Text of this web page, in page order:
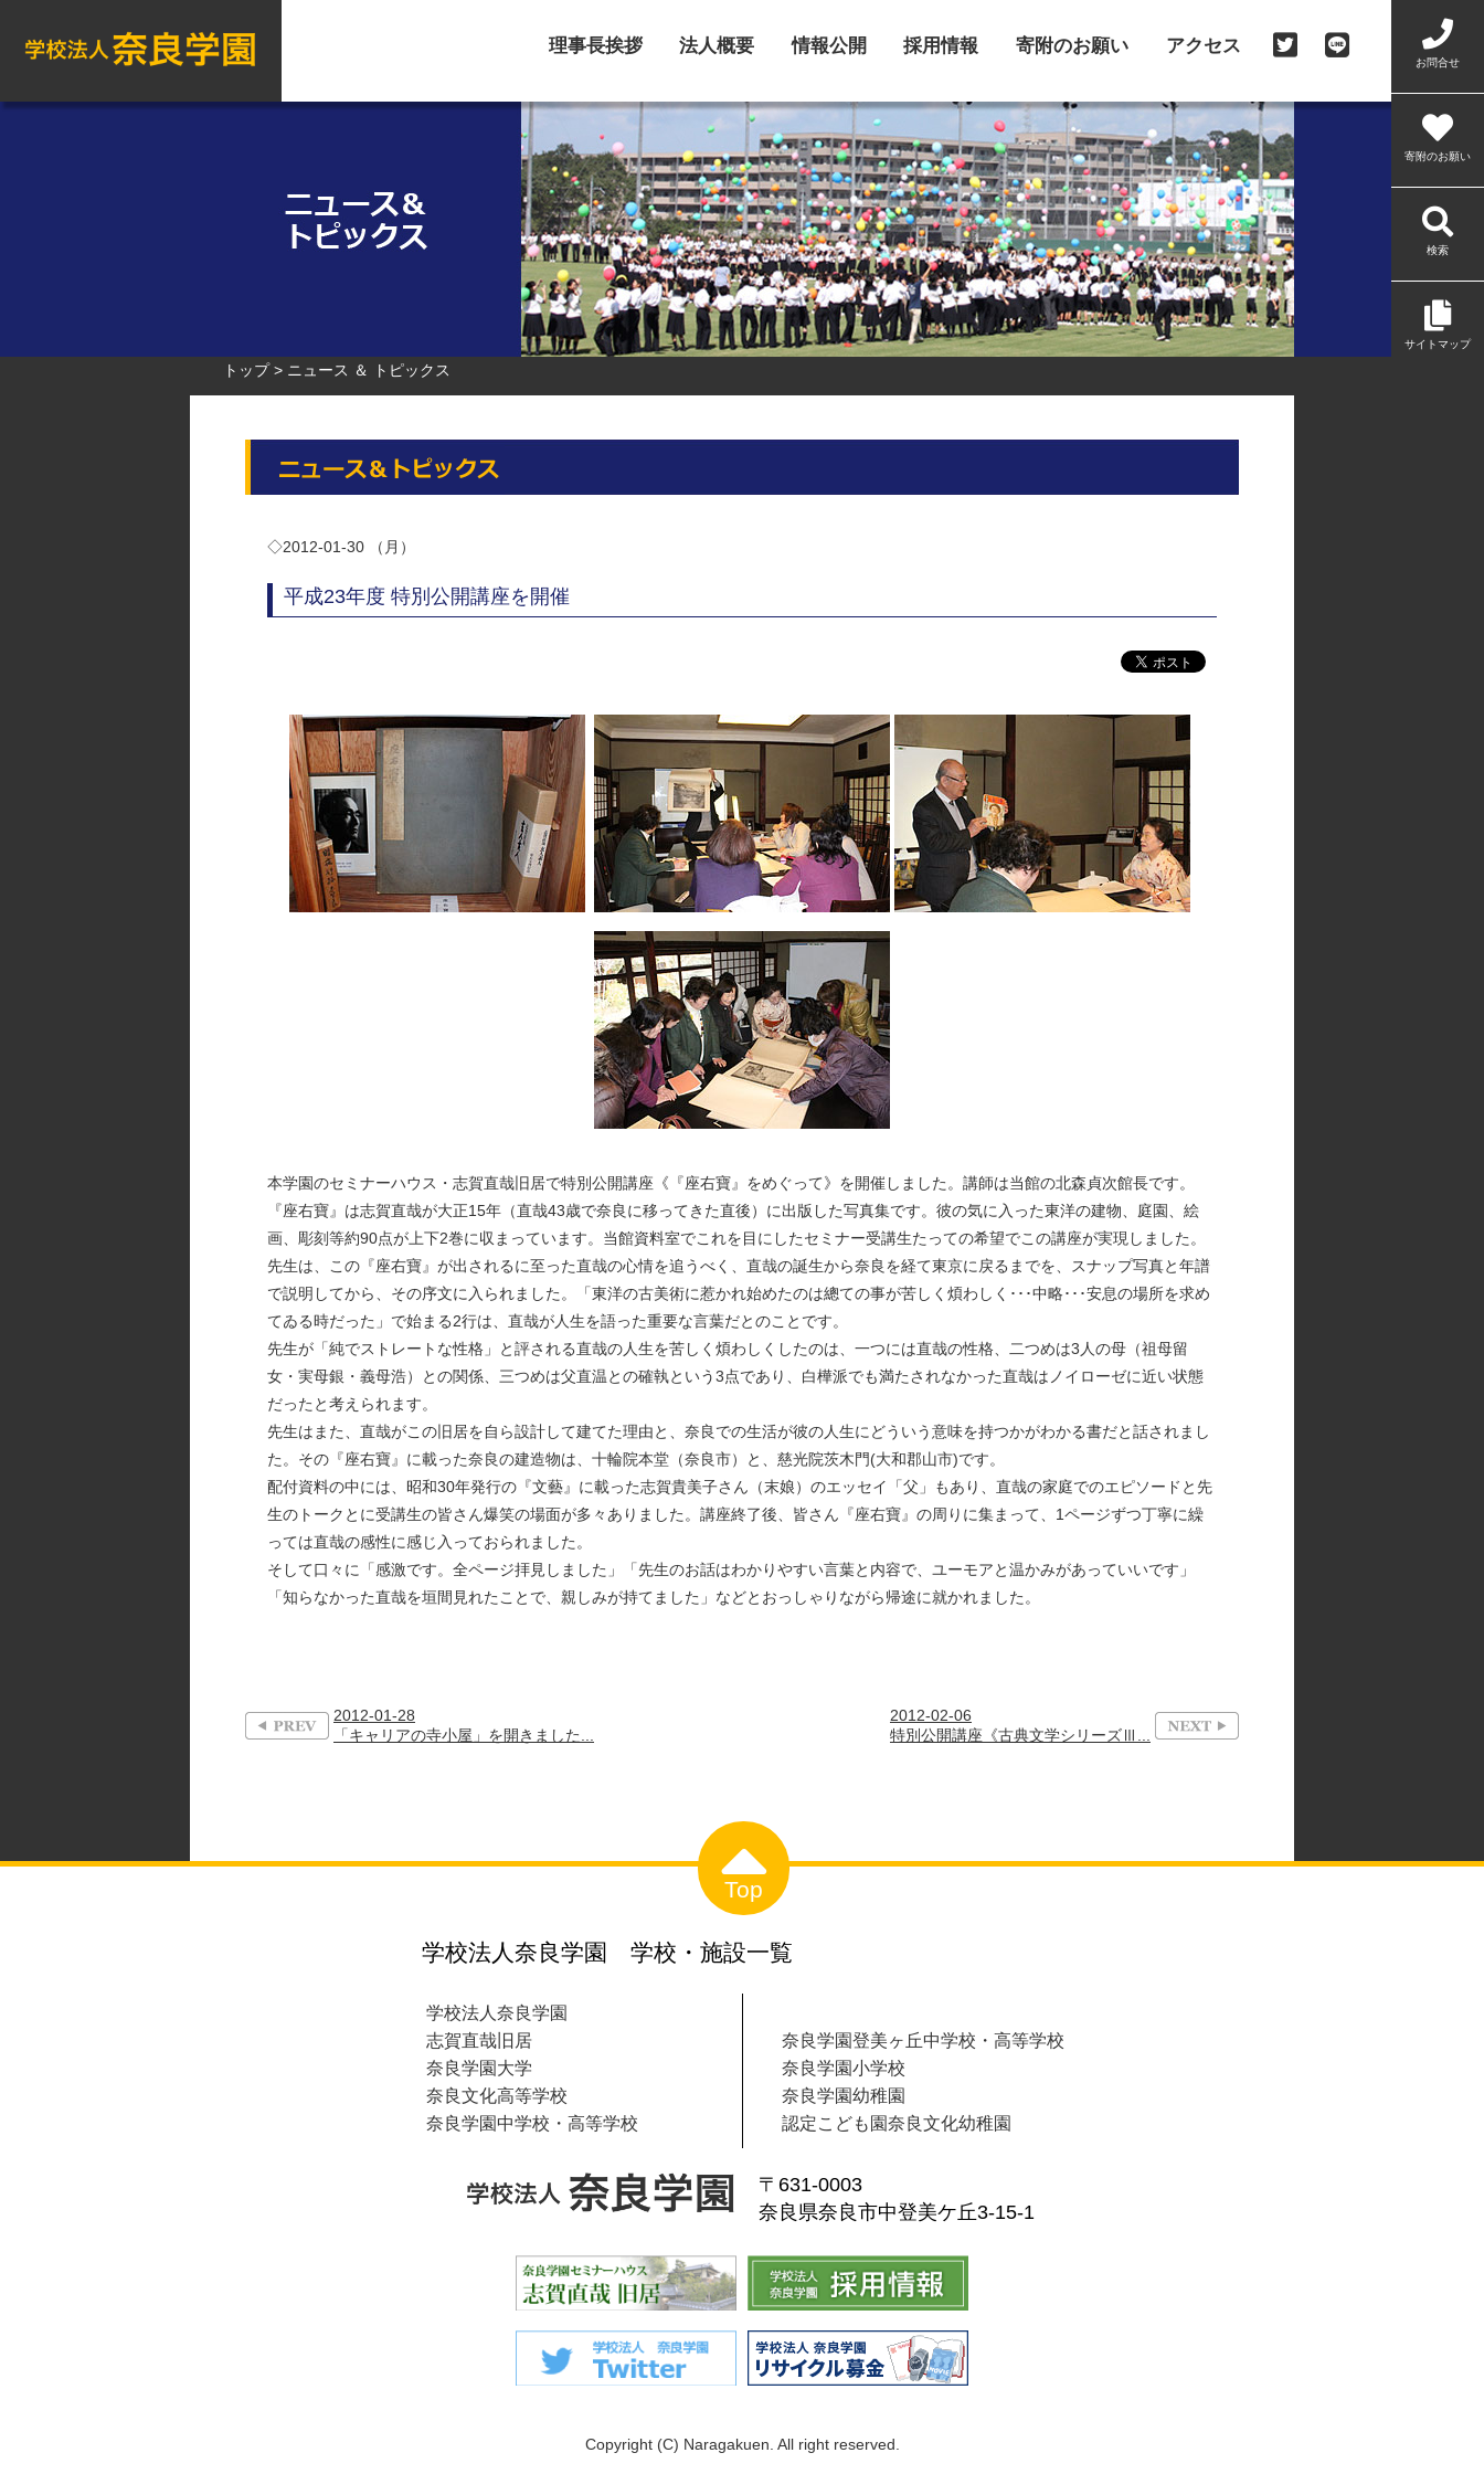
理事長挨拶 法人概要 情報公開 採用情報 寄附のお願い アクセス
お問合せ
寄附のお願い
検索
サイトマップ
トップ ニュース ＆ トピックス
◇2012-01-30 （月）
平成23年度 特別公開講座を開催
本学園のセミナーハウス・志賀直哉旧居で特別公開講座《『座右寶』をめぐって》を開催しました。講師は当館の北森貞次館長です。
『座右寶』は志賀直哉が大正15年（直哉43歳で奈良に移ってきた直後）に出版した写真集です。彼の気に入った東洋の建物、庭園、絵
画、彫刻等約90点が上下2巻に収まっています。当館資料室でこれを目にしたセミナー受講生たっての希望でこの講座が実現しました。
先生は、この『座右寶』が出されるに至った直哉の心情を追うべく、直哉の誕生から奈良を経て東京に戻るまでを、スナップ写真と年譜
で説明してから、その序文に入られました。「東洋の古美術に惹かれ始めたのは總ての事が苦しく煩わしく･･･中略･･･安息の場所を求め
てゐる時だった」で始まる2行は、直哉が人生を語った重要な言葉だとのことです。
先生が「純でストレートな性格」と評される直哉の人生を苦しく煩わしくしたのは、一つには直哉の性格、二つめは3人の母（祖母留
女・実母銀・義母浩）との関係、三つめは父直温との確執という3点であり、白樺派でも満たされなかった直哉はノイローゼに近い状態
だったと考えられます。
先生はまた、直哉がこの旧居を自ら設計して建てた理由と、奈良での生活が彼の人生にどういう意味を持つかがわかる書だと話されまし
た。その『座右寶』に載った奈良の建造物は、十輪院本堂（奈良市）と、慈光院茨木門(大和郡山市)です。
配付資料の中には、昭和30年発行の『文藝』に載った志賀貴美子さん（末娘）のエッセイ「父」もあり、直哉の家庭でのエピソードと先
生のトークとに受講生の皆さん爆笑の場面が多々ありました。講座終了後、皆さん『座右寶』の周りに集まって、1ページずつ丁寧に繰
っては直哉の感性に感じ入っておられました。
そして口々に「感激です。全ページ拝見しました」「先生のお話はわかりやすい言葉と内容で、ユーモアと温かみがあっていいです」
「知らなかった直哉を垣間見れたことで、親しみが持てました」などとおっしゃりながら帰途に就かれました。
2012-01-28
「キャリアの寺小屋」を開きました...
2012-02-06
特別公開講座《古典文学シリーズⅢ...
Top
学校法人奈良学園 学校・施設一覧
学校法人奈良学園
志賀直哉旧居
奈良学園大学
奈良文化高等学校
奈良学園中学校・高等学校
奈良学園登美ヶ丘中学校・高等学校
奈良学園小学校
奈良学園幼稚園
認定こども園奈良文化幼稚園
〒631-0003
奈良県奈良市中登美ケ丘3-15-1
Copyright (C) Naragakuen. All right reserved.